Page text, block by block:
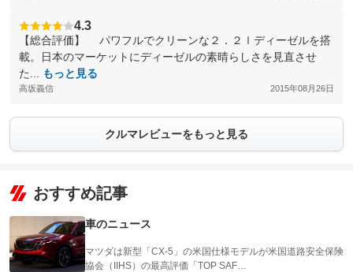
4.3
【総合評価】 パワフルでクリーンな２．２ｌディーゼルを搭
載。日本のマーケットにディーゼルの素晴らしさを見直させ
た...
もっと見る
高坂義信 2015年08月26日
クルマレビューをもっと見る
おすすめ記事
車のニュース
マツダは新型「CX-5」の米国仕様モデルが米国道路安全保険
協会（IIHS）の最高評価「TOP SAF…